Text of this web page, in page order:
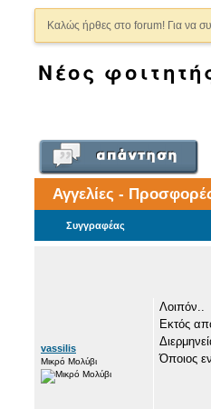
Καλώς ήρθες στο forum! Για να
Νέος
Αγγελίες -
Συγγραφέας
vassilis
Μικρό Μολύβι
Λοιπόν..
Εκτός
Όποιος